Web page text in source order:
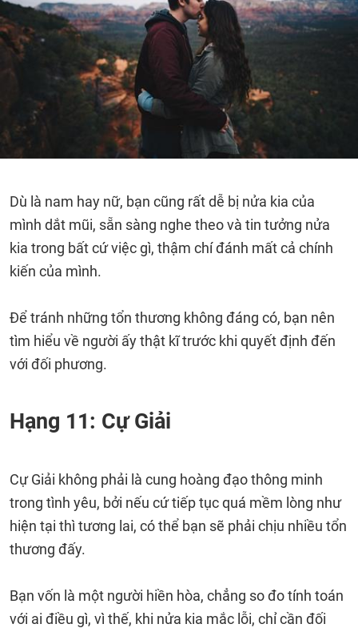
Dù là nam hay nữ, bạn cũng rất dễ bị nửa kia của
mình dắt mũi, sẵn sàng nghe theo và tin tưởng nửa
kia trong bất cứ việc gì, thậm chí đánh mất cả chính
kiến của mình.
Để tránh những tổn thương không đáng có, bạn nên
tìm hiểu về người ấy thật kĩ trước khi quyết định đến
với đối phương.
Hạng 11: Cự Giải
Cự Giải không phải là cung hoàng đạo thông minh
trong tình yêu, bởi nếu cứ tiếp tục quá mềm lòng như
hiện tại thì tương lai, có thể bạn sẽ phải chịu nhiều tổn
thương đấy.
Bạn vốn là một người hiền hòa, chẳng so đo tính toán
với ai điều gì, vì thế, khi nửa kia mắc lỗi, chỉ cần đối